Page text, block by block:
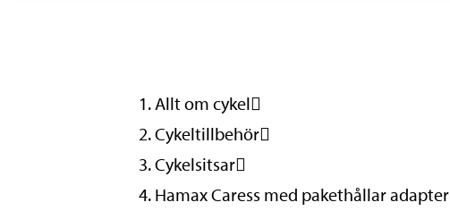
Allt om cykel
Cykeltillbehör
Cykelsitsar
Hamax Caress med pakethållar adapter